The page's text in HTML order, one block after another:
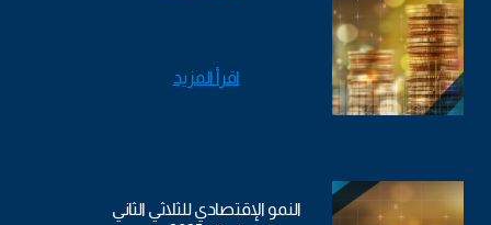
اقرأ المزيد
النمو الإقتصادي للثلاثي الثاني